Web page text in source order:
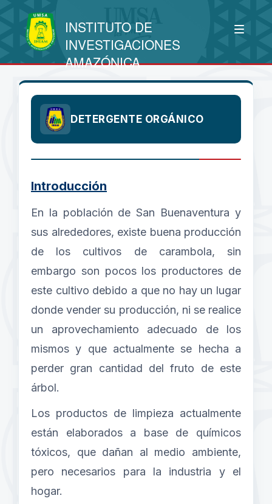
INSTITUTO DE
INVESTIGACIONES
AMAZÓNICA
DETERGENTE ORGÁNICO
Introducción
En la población de San Buenaventura y
sus alrededores, existe buena producción
de los cultivos de carambola, sin
embargo son pocos los productores de
este cultivo debido a que no hay un lugar
donde vender su producción, ni se realice
un aprovechamiento adecuado de los
mismos y que actualmente se hecha a
perder gran cantidad del fruto de este
árbol.
Los productos de limpieza actualmente
están elaborados a base de químicos
tóxicos, que dañan al medio ambiente,
pero necesarios para la industria y el
hogar.